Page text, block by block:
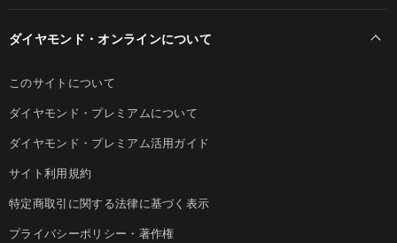
ダイヤモンド・オンラインについて
このサイトについて
ダイヤモンド・プレミアムについて
ダイヤモンド・プレミアム活用ガイド
サイト利用規約
特定商取引に関する法律に基づく表示
プライバシーポリシー・著作権